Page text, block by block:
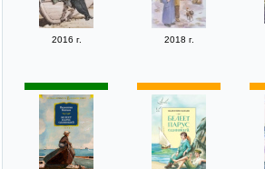
2016 г. 2018 г.